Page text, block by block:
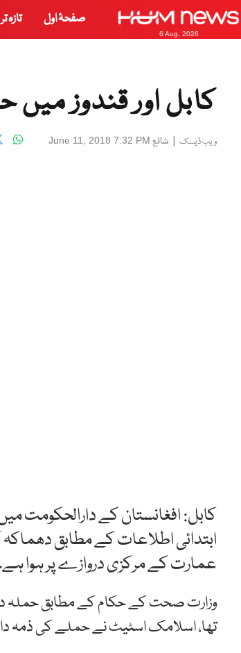
6 Aug, 2026
صفحۂ اول تازہ
کابل اور قندوز میں حملے، 27
ویب ڈیسک | شائع June 11, 2018 7:32 PM
ابتدائی اطلاعات کے مطابق
عمارت کے مرکزی دروازے پر ہوا
وزارت صحت کے حکام کے مطابق حملہ
تھا، اسلامک اسٹیٹ نے حملے کی ذمہ